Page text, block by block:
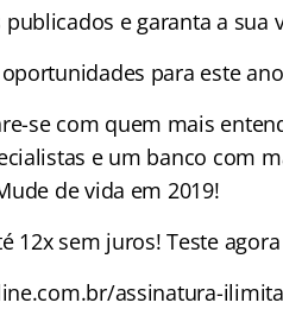
publicados e garanta a sua
para este
se com quem mais
e um banco com
de vida em 2019!
12x sem juros! Teste
assinatura-